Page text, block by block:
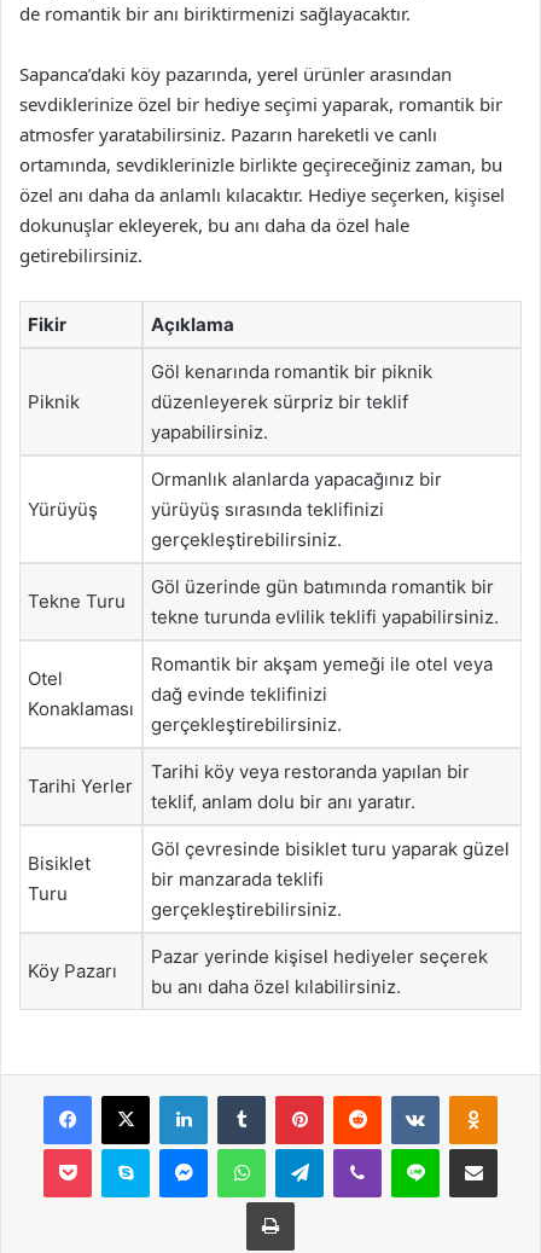
de romantik bir anı biriktirmenizi sağlayacaktır.
Sapanca’daki köy pazarında, yerel ürünler arasından
sevdiklerinize özel bir hediye seçimi yaparak, romantik bir
atmosfer yaratabilirsiniz. Pazarın hareketli ve canlı
ortamında, sevdiklerinizle birlikte geçireceğiniz zaman, bu
özel anı daha da anlamlı kılacaktır. Hediye seçerken, kişisel
dokunuşlar ekleyerek, bu anı daha da özel hale
getirebilirsiniz.
Fikir Açıklama
Piknik
Göl kenarında romantik bir piknik
düzenleyerek sürpriz bir teklif
yapabilirsiniz.
Yürüyüş
Ormanlık alanlarda yapacağınız bir
yürüyüş sırasında teklifinizi
gerçekleştirebilirsiniz.
Tekne Turu
Göl üzerinde gün batımında romantik bir
tekne turunda evlilik teklifi yapabilirsiniz.
Otel
Konaklaması
Romantik bir akşam yemeği ile otel veya
dağ evinde teklifinizi
gerçekleştirebilirsiniz.
Tarihi Yerler
Tarihi köy veya restoranda yapılan bir
teklif, anlam dolu bir anı yaratır.
Bisiklet
Turu
Göl çevresinde bisiklet turu yaparak güzel
bir manzarada teklifi
gerçekleştirebilirsiniz.
Köy Pazarı
Pazar yerinde kişisel hediyeler seçerek
bu anı daha özel kılabilirsiniz.
Facebook
X LinkedInTumblr PinterestReddit VKontakte
Pocket Skype MessengerWhatsAppTelegramViber Line E-Posta ile
Yazdır